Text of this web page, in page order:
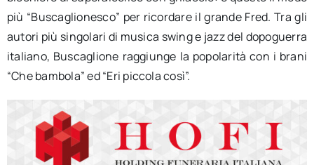
più “Buscaglionesco” per ricordare il grande Fred. Tra gli
autori più singolari di musica swing e jazz del dopoguerra
italiano, Buscaglione raggiunge la popolarità con i brani
“Che bambola” ed “Eri piccola così”.